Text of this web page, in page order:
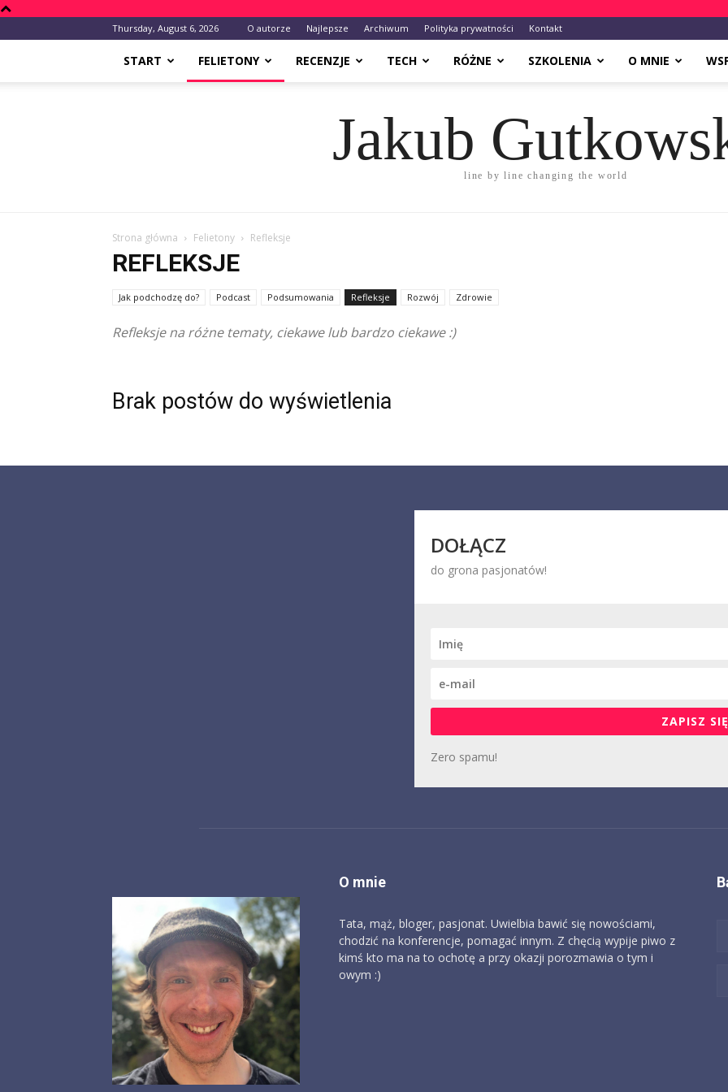
Thursday, August 6, 2026 O autorze Najlepsze Archiwum Polityka prywatności Kontakt
START FELIETONY RECENZJE TECH RÓŻNE SZKOLENIA O MNIE
Jakub
line by line changing the world
Strona główna Felietony Refleksje
REFLEKSJE
Jak podchodzę do? Podcast Podsumowania Refleksje Rozwój Zdrowie
Refleksje na różne tematy, ciekawe lub bardzo ciekawe :)
Brak postów do wyświetlenia
DOŁĄCZ
do grona pasjonatów!
ZAPISZ
Zero spamu!
O mnie
Tata, mąż, bloger, pasjonat. Uwielbia bawić się nowościami,
chodzić na konferencje, pomagać innym. Z chęcią wypije piwo z
kimś kto ma na to ochotę a przy okazji porozmawia o tym i
owym :)